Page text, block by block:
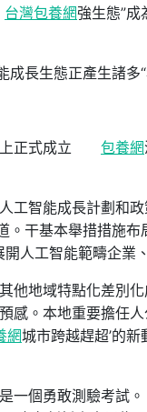
台灣包養網強生態”成
長生態正產生諸多“
正式成立 包養網
工智能成長計劃和
。干基本舉措措施
開人工智能範疇企業
他地域特點化差別
感。本地重要擔任
網城市跨越趕超’的新
一個勇敢測驗考試。